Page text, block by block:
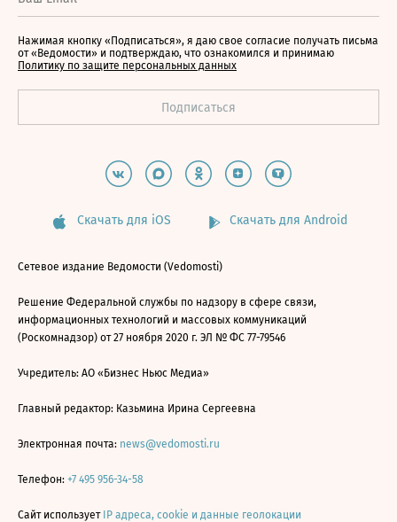
Нажимая кнопку «Подписаться», я даю свое согласие получать письма
от «Ведомости» и подтверждаю, что ознакомился и принимаю
Политику по защите персональных данных
Скачать для iOS Скачать для Android
Сетевое издание Ведомости (Vedomosti)
Решение Федеральной службы по надзору в сфере связи,
информационных технологий и массовых коммуникаций
(Роскомнадзор) от 27 ноября 2020 г. ЭЛ № ФС 77-79546
Учредитель: АО «Бизнес Ньюс Медиа»
Главный редактор: Казьмина Ирина Сергеевна
Электронная почта: news@vedomosti.ru
Телефон: +7 495 956-34-58
Сайт использует IP адреса, cookie и данные геолокации